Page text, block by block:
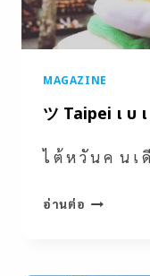
MAGAZINE
ツ Taipei เ บ
ไ ต้ ห วั น ค น เ
อ่านต่อ